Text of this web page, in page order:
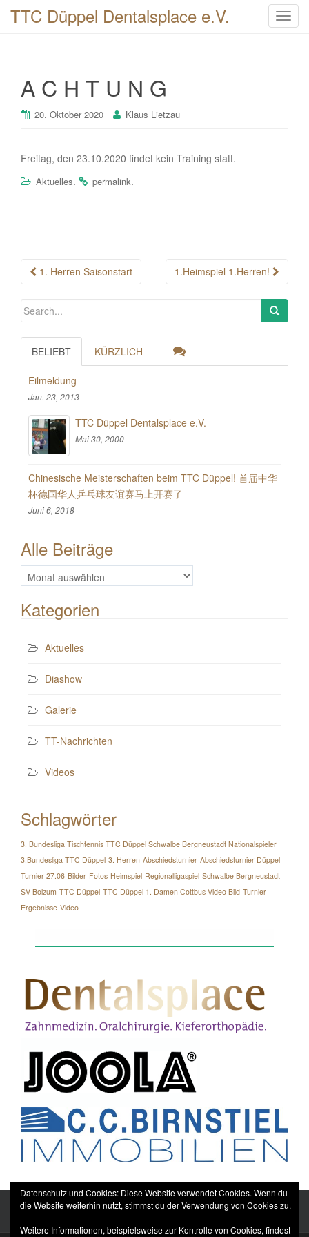
T
TTC Düppel Dentalsplace e.V.
A C H T U N G
20. Oktober 2020 Klaus Lietzau
Freitag, den 23.10.2020 findet kein Training statt.
Aktuelles. permalink.
Post
1. Herren Saisonstart 1.Heimspiel 1.Herren!
BELIEBT KÜRZLICH
Eilmeldung
Jan. 23, 2013
TTC Düppel Dentalsplace e.V.
Mai 30, 2000
Chinesische Meisterschaften beim TTC Düppel! 首届中华
杯德国华人乒乓球友谊赛马上开赛了
Juni 6, 2018
Alle Beiträge
Alle
Beiträge
Kategorien
Aktuelles
Diashow
Galerie
TT-Nachrichten
Videos
Schlagwörter
3. Bundesliga Tischtennis TTC Düppel Schwalbe Bergneustadt Nationalspieler
3.Bundesliga TTC Düppel 3. Herren Abschiedsturnier Abschiedsturnier Düppel
Turnier 27.06 Bilder Fotos Heimspiel Regionalligaspiel Schwalbe Bergneustadt
SV Bolzum TTC Düppel TTC Düppel 1. Damen Cottbus Video Bild Turnier
Ergebnisse Video
Datenschutz und Cookies: Diese Website verwendet Cookies. Wenn du
die Website weiterhin nutzt, stimmst du der Verwendung von Cookies zu.
Weitere Informationen, beispielsweise zur Kontrolle von Cookies, findest